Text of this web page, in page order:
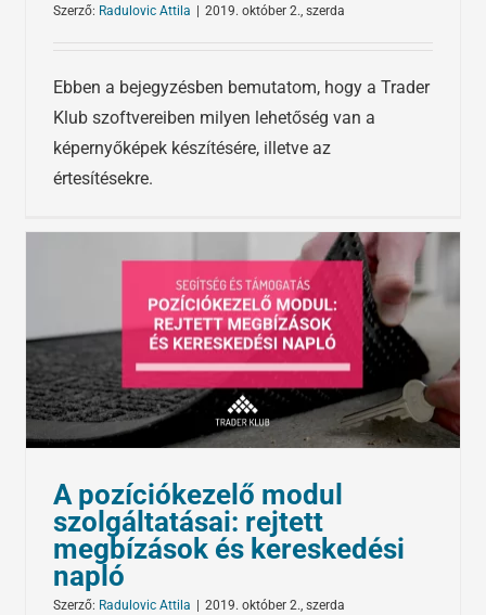
Szerző: Radulovic Attila 2019. október 2., szerda
Ebben a bejegyzésben bemutatom, hogy a Trader
Klub szoftvereiben milyen lehetőség van a
képernyőképek készítésére, illetve az
értesítésekre.
A pozíciókezelő modul
szolgáltatásai: rejtett
megbízások és kereskedési
napló
Szerző: Radulovic Attila 2019. október 2., szerda